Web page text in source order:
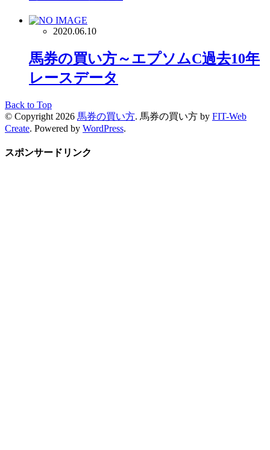
2020.06.10
馬券の買い方～エプソムC過去10年
レースデータ
Back to Top
© Copyright 2026 馬券の買い方. 馬券の買い方 by FIT-Web
Create. Powered by WordPress.
スポンサードリンク